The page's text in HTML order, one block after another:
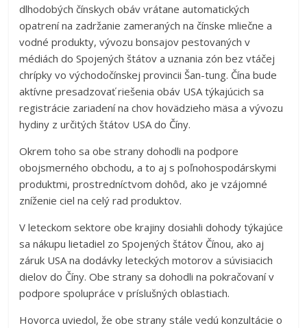
dlhodobých čínskych obáv vrátane automatických
opatrení na zadržanie zameraných na čínske mliečne a
vodné produkty, vývozu bonsajov pestovaných v
médiách do Spojených štátov a uznania zón bez vtáčej
chrípky vo východočínskej provincii Šan-tung. Čína bude
aktívne presadzovať riešenia obáv USA týkajúcich sa
registrácie zariadení na chov hovädzieho mäsa a vývozu
hydiny z určitých štátov USA do Číny.
Okrem toho sa obe strany dohodli na podpore
obojsmerného obchodu, a to aj s poľnohospodárskymi
produktmi, prostredníctvom dohôd, ako je vzájomné
zníženie ciel na celý rad produktov.
V leteckom sektore obe krajiny dosiahli dohody týkajúce
sa nákupu lietadiel zo Spojených štátov Čínou, ako aj
záruk USA na dodávky leteckých motorov a súvisiacich
dielov do Číny. Obe strany sa dohodli na pokračovaní v
podpore spolupráce v príslušných oblastiach.
Hovorca uviedol, že obe strany stále vedú konzultácie o